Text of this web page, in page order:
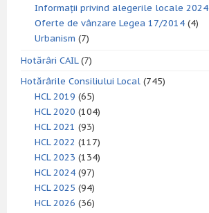
Informații privind alegerile locale 2024
Oferte de vânzare Legea 17/2014 (4)
Urbanism (7)
Hotărâri CAIL(7)
Hotărârile Consiliului Local (745)
HCL 2019 (65)
HCL 2020 (104)
HCL 2021 (93)
HCL 2022 (117)
HCL 2023 (134)
HCL 2024 (97)
HCL 2025 (94)
HCL 2026 (36)